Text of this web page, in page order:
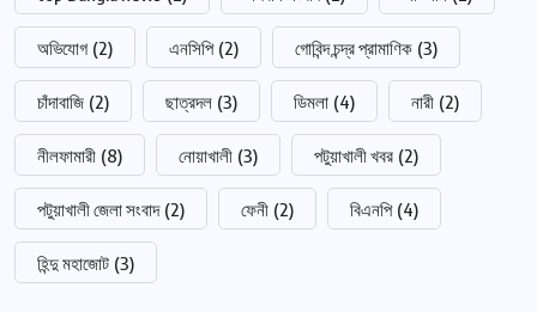
অভিযোগ (2) এনসিপি (2) গোবিন্দ চন্দ্র প্রামাণিক (3)
চাঁদাবাজি (2) ছাত্রদল (3) ডিমলা (4) নারী (2)
নীলফামারী (8) নোয়াখালী (3) পটুয়াখালী খবর (2)
পটুয়াখালী জেলা সংবাদ (2) ফেনী (2) বিএনপি (4)
হিন্দু মহাজোট (3)